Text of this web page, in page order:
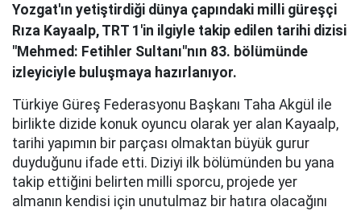
Yozgat'ın yetiştirdiği dünya çapındaki milli güreşçi
Rıza Kayaalp, TRT 1'in ilgiyle takip edilen tarihi dizisi
"Mehmed: Fetihler Sultanı"nın 83. bölümünde
izleyiciyle buluşmaya hazırlanıyor.
Türkiye Güreş Federasyonu Başkanı Taha Akgül ile
birlikte dizide konuk oyuncu olarak yer alan Kayaalp,
tarihi yapımın bir parçası olmaktan büyük gurur
duyduğunu ifade etti. Diziyi ilk bölümünden bu yana
takip ettiğini belirten milli sporcu, projede yer
almanın kendisi için unutulmaz bir hatıra olacağını